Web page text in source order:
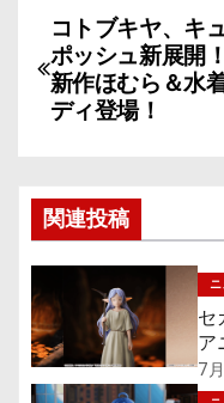
投
稿
ナ
ゲ
ー
シ
ョ
コトブキヤ、キ
ポッシュ新展開
新作ほむら＆水
ディ登場！
関連投稿
ニ
セ
ア
「
7